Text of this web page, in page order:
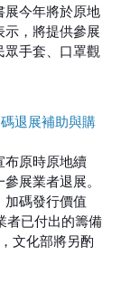
展今年將於原地
示，將提供參展
手套、口罩觀
退展補助與購
布原時原地續
展業者退展。
加碼發行價值
者已付出的籌備
文化部將另酌